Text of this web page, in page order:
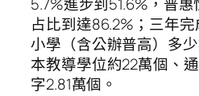
占比到達86.2%；三年
小學（含公辦普高）多
本教導學位約22萬個、
字2.81萬個。